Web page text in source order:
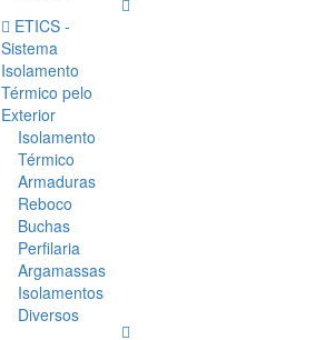
ETICS -
Sistema
Isolamento
Térmico pelo
Exterior
Isolamento
Térmico
Armaduras
Reboco
Buchas
Perfilaria
Argamassas
Isolamentos
Diversos